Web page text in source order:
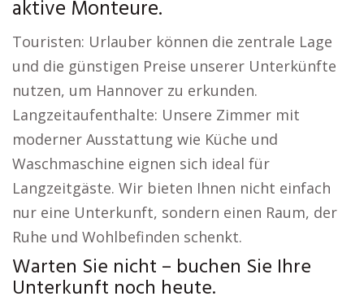
aktive Monteure.
Touristen: Urlauber können die zentrale Lage
und die günstigen Preise unserer Unterkünfte
nutzen, um Hannover zu erkunden.
Langzeitaufenthalte: Unsere Zimmer mit
moderner Ausstattung wie Küche und
Waschmaschine eignen sich ideal für
Langzeitgäste. Wir bieten Ihnen nicht einfach
nur eine Unterkunft, sondern einen Raum, der
Ruhe und Wohlbefinden schenkt.
Warten Sie nicht – buchen Sie Ihre
Unterkunft noch heute.